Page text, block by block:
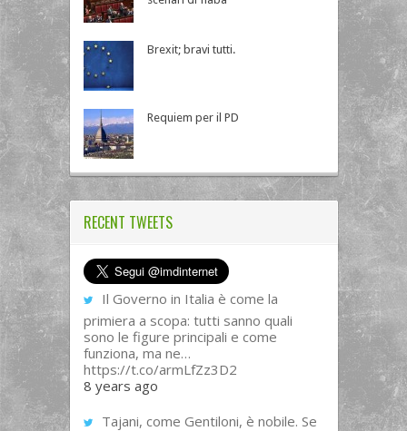
Brexit; bravi tutti.
Requiem per il PD
RECENT TWEETS
Il Governo in Italia è come la
primiera a scopa: tutti sanno quali
sono le figure principali e come
funziona, ma ne…
https://t.co/armLfZz3D2
8 years ago
Tajani, come Gentiloni, è nobile. Se